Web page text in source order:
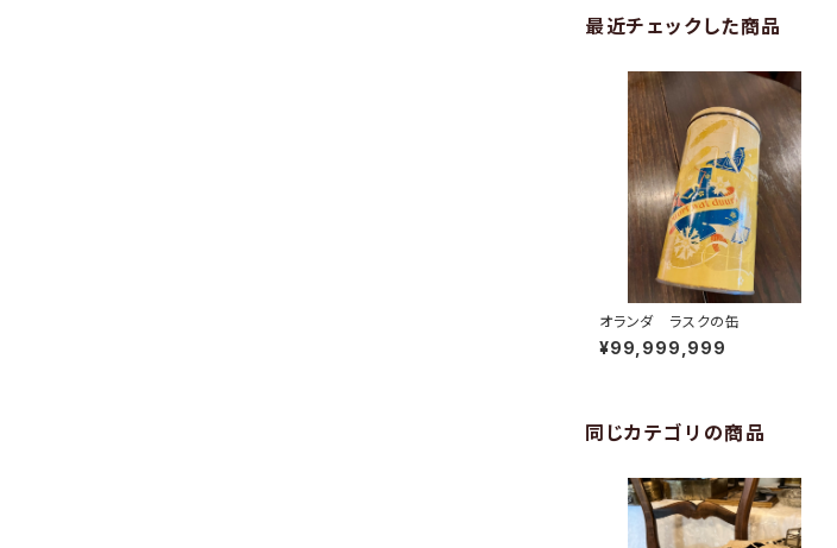
最近チェックした商品
オランダ ラスクの缶
¥99,999,999
同じカテゴリの商品